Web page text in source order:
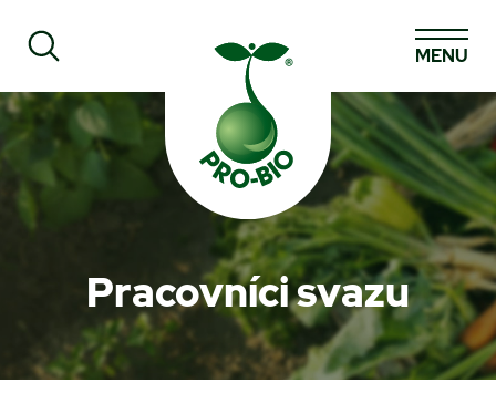
Prohledat PRO-BIO
MENU
Pracovníci svazu